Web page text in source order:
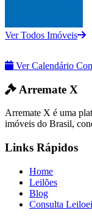
Ver Todos Imóveis
Ver Calendário
Arremate X
Arremate X é uma
imóveis do Brasil,
Links Rápidos
Home
Leilões
Blog
Consulta